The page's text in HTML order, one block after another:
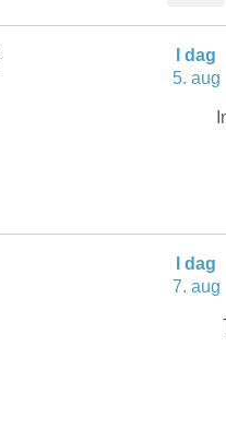
I dag
5. aug
I dag
7. aug